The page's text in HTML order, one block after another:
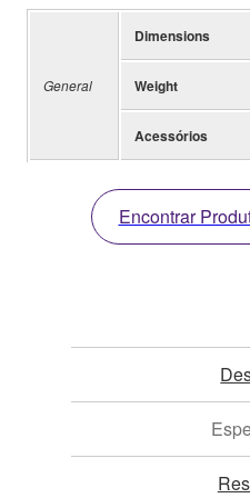
General
Dimensions
Weight
Acessórios
Encontrar